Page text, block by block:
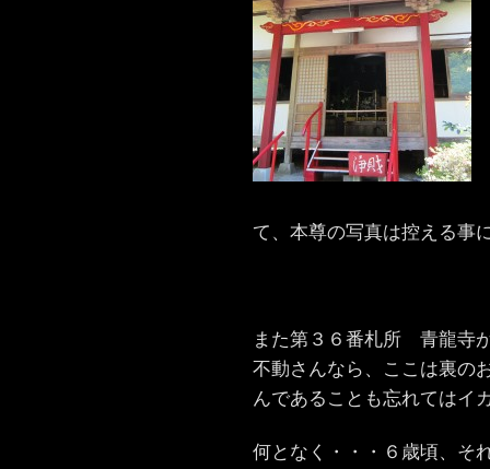
て、本尊の写真は控える事
また第３６番札所 青龍寺
不動さんなら、ここは裏の
んであることも忘れてはイ
何となく・・・６歳頃、そ